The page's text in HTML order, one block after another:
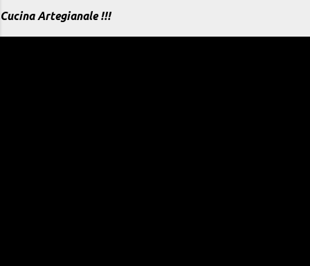
Cucina Artegianale !!!